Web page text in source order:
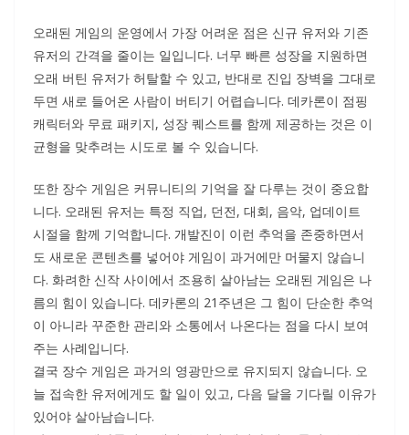
오래된 게임의 운영에서 가장 어려운 점은 신규 유저와 기존
유저의 간격을 줄이는 일입니다. 너무 빠른 성장을 지원하면
오래 버틴 유저가 허탈할 수 있고, 반대로 진입 장벽을 그대로
두면 새로 들어온 사람이 버티기 어렵습니다. 데카론이 점핑
캐릭터와 무료 패키지, 성장 퀘스트를 함께 제공하는 것은 이
균형을 맞추려는 시도로 볼 수 있습니다.
또한 장수 게임은 커뮤니티의 기억을 잘 다루는 것이 중요합
니다. 오래된 유저는 특정 직업, 던전, 대회, 음악, 업데이트
시절을 함께 기억합니다. 개발진이 이런 추억을 존중하면서
도 새로운 콘텐츠를 넣어야 게임이 과거에만 머물지 않습니
다. 화려한 신작 사이에서 조용히 살아남는 오래된 게임은 나
름의 힘이 있습니다. 데카론의 21주년은 그 힘이 단순한 추억
이 아니라 꾸준한 관리와 소통에서 나온다는 점을 다시 보여
주는 사례입니다.
결국 장수 게임은 과거의 영광만으로 유지되지 않습니다. 오
늘 접속한 유저에게도 할 일이 있고, 다음 달을 기다릴 이유가
있어야 살아남습니다.